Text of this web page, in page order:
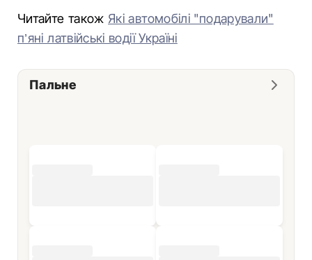
Читайте також Які автомобілі "подарували"
п’яні латвійські водії Україні
Пальне